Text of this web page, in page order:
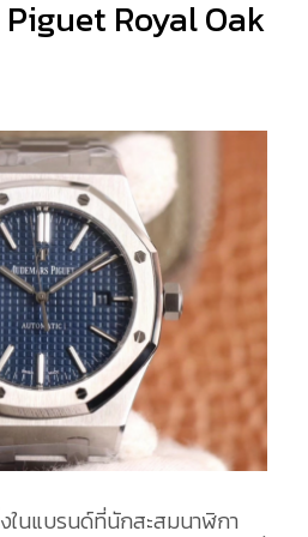
Royal Oak
ในแบรนด์ที่นักสะสมนาฬิกา